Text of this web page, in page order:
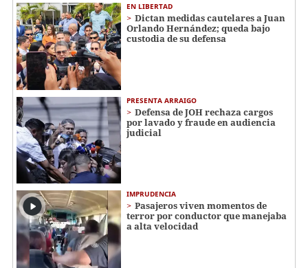
EN LIBERTAD
Dictan medidas cautelares a Juan
Orlando Hernández; queda bajo
custodia de su defensa
PRESENTA ARRAIGO
Defensa de JOH rechaza cargos
por lavado y fraude en audiencia
judicial
IMPRUDENCIA
Pasajeros viven momentos de
terror por conductor que manejaba
a alta velocidad